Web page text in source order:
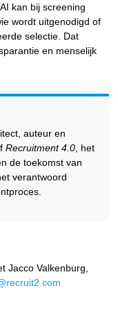
kan bij screening
wordt uitgenodigd of
selectie. Dat
en menselijk
auteur en
Recruitment 4.0 , het
de toekomst van
verantwoord
Jacco Valkenburg,